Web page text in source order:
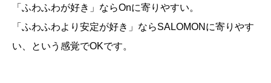
「ふわふわが好き」ならOnに寄りやすい。
「ふわふわより安定が好き」ならSALOMONに寄りやす
い、という感覚でOKです。